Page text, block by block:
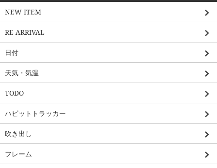
NEW ITEM
RE ARRIVAL
日付
天気・気温
TODO
ハビットトラッカー
吹き出し
フレーム